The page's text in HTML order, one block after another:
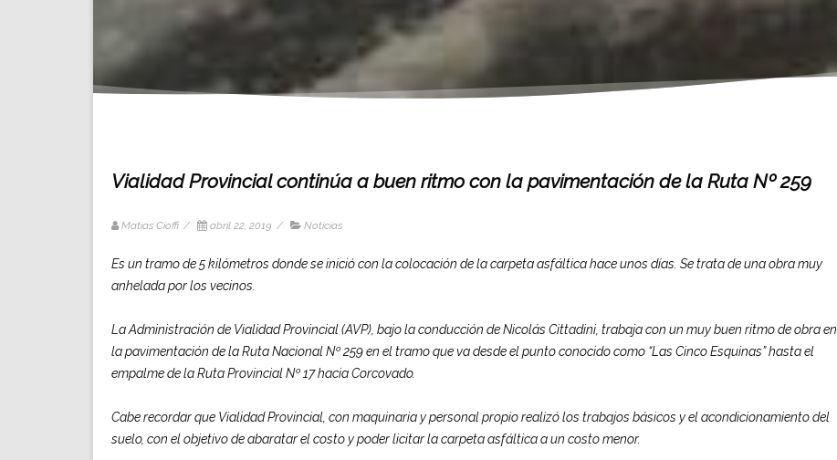
Vialidad Provincial continúa a buen ritmo con la pavimentación de la Ruta Nº 259
Matias Cioffi / abril 22, 2019 / Noticias
Es un tramo de 5 kilómetros donde se inició con la colocación de la carpeta asfáltica hace unos días. Se trata de una obra muy
anhelada por los vecinos.
La Administración de Vialidad Provincial (AVP), bajo la conducción de Nicolás Cittadini, trabaja con un muy buen ritmo de obra en
la pavimentación de la Ruta Nacional Nº 259 en el tramo que va desde el punto conocido como “Las Cinco Esquinas” hasta el
empalme de la Ruta Provincial Nº 17 hacia Corcovado.
Cabe recordar que Vialidad Provincial, con maquinaria y personal propio realizó los trabajos básicos y el acondicionamiento del
suelo, con el objetivo de abaratar el costo y poder licitar la carpeta asfáltica a un costo menor.